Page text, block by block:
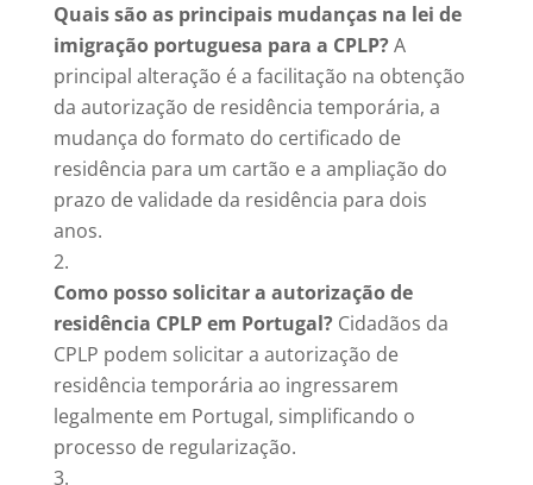
Quais são as principais mudanças na lei de
imigração portuguesa para a CPLP?A
principal alteração é a facilitação na obtenção
da autorização de residência temporária, a
mudança do formato do certificado de
residência para um cartão e a ampliação do
prazo de validade da residência para dois
anos.
Como posso solicitar a autorização de
residência CPLP em Portugal?Cidadãos da
CPLP podem solicitar a autorização de
residência temporária ao ingressarem
legalmente em Portugal, simplificando o
processo de regularização.